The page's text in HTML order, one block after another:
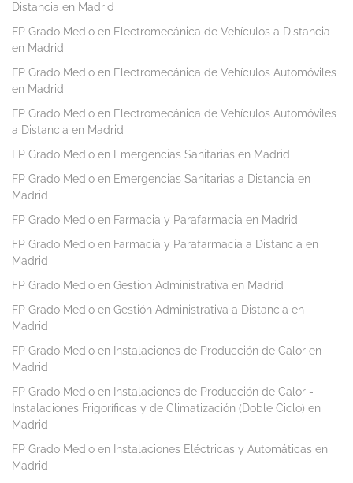
Distancia en Madrid
FP Grado Medio en Electromecánica de Vehículos a Distancia
en Madrid
FP Grado Medio en Electromecánica de Vehículos Automóviles
en Madrid
FP Grado Medio en Electromecánica de Vehículos Automóviles
a Distancia en Madrid
FP Grado Medio en Emergencias Sanitarias en Madrid
FP Grado Medio en Emergencias Sanitarias a Distancia en
Madrid
FP Grado Medio en Farmacia y Parafarmacia en Madrid
FP Grado Medio en Farmacia y Parafarmacia a Distancia en
Madrid
FP Grado Medio en Gestión Administrativa en Madrid
FP Grado Medio en Gestión Administrativa a Distancia en
Madrid
FP Grado Medio en Instalaciones de Producción de Calor en
Madrid
FP Grado Medio en Instalaciones de Producción de Calor -
Instalaciones Frigoríficas y de Climatización (Doble Ciclo) en
Madrid
FP Grado Medio en Instalaciones Eléctricas y Automáticas en
Madrid